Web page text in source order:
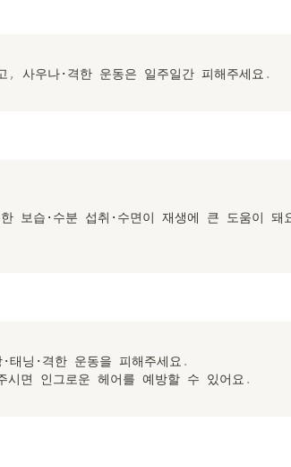
, 사우나·격한 운동은 일주일간 피해주세요 .
한 보습·수분 섭취·수면이 재생에 큰 도움이 돼
태닝·격한 운동을 피해주세요 .
시면 인그로운 헤어를 예방할 수 있어요 .